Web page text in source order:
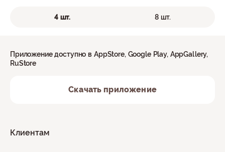
4 шт. 8 шт.
Клиентам
Приложение доступно в AppStore, Google Play, AppGallery,
RuStore
Скачать приложение